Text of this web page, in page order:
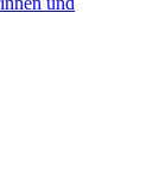
und